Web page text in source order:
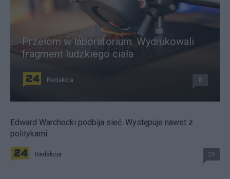
Przełom w laboratorium. Wydrukowali
fragment ludzkiego ciała
Redakcja 8
Edward Warchocki podbija sieć. Występuje nawet z
politykami
Redakcja 25